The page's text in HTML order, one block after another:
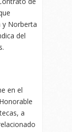
y Norberta
del
en el
a